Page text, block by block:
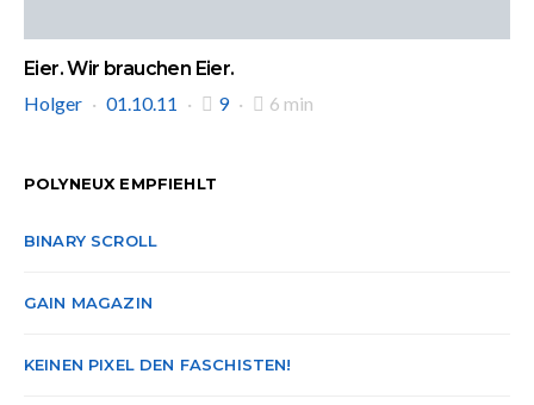
Eier. Wir brauchen Eier.
Holger
01.10.11 9 6 min
POLYNEUX EMPFIEHLT
BINARY SCROLL
GAIN MAGAZIN
KEINEN PIXEL DEN FASCHISTEN!